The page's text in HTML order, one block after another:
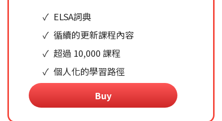
ELSA詞典
循續的更新課程內容
超過 10,000 課程
個人化的學習路徑
Buy